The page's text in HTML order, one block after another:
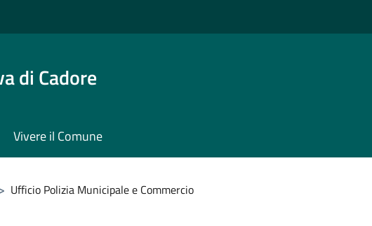
di Cadore
Vivere il Comune
> Ufficio Polizia Municipale e Commercio